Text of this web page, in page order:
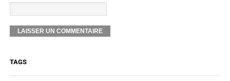
TAGS